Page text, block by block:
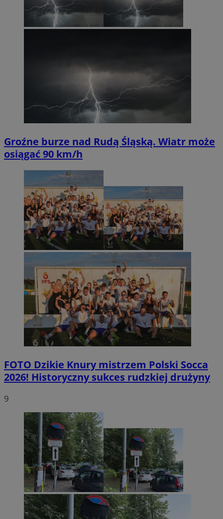
Groźne burze nad Rudą Śląską. Wiatr może
osiągać 90 km/h
FOTO Dzikie Knury mistrzem Polski Socca
2026! Historyczny sukces rudzkiej drużyny
9